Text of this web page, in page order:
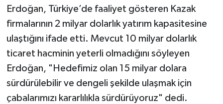
Erdoğan, Türkiye’de faaliyet gösteren Kazak
firmalarının 2 milyar dolarlık yatırım kapasitesine
ulaştığını ifade etti. Mevcut 10 milyar dolarlık
ticaret hacminin yeterli olmadığını söyleyen
Erdoğan, "Hedefimiz olan 15 milyar dolara
sürdürülebilir ve dengeli şekilde ulaşmak için
çabalarımızı kararlılıkla sürdürüyoruz" dedi.